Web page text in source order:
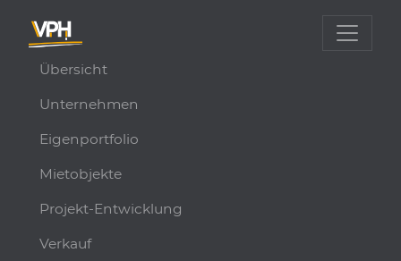
Übersicht
Unternehmen
Eigenportfolio
Mietobjekte
Projekt-Entwicklung
Verkauf